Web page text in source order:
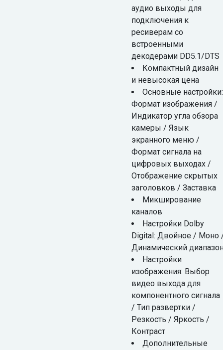
аудио выходы для
подключения к
ресиверам со
встроенными
декодерами DD5.1/DTS
Компактный дизайн
и невысокая цена
Основные настройки:
Формат изображения /
Индикатор угла обзора
камеры / Язык
экранного меню /
Формат сигнала на
цифровых выходах /
Отображение скрытых
заголовков / Заставка
Микширование
каналов
Настройки Dolby
Digital: Двойное / Моно
Динамический
Настройки
изображения: Выбор
видео выхода для
компонентного сигнала
/ Тип развертки /
Резкость / Яркость /
Контраст
Дополнительные